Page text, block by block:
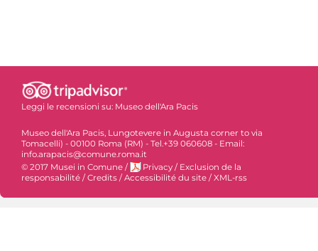
Leggi le recensioni su: Museo dell'Ara Pacis
Museo dell'Ara Pacis, Lungotevere in Augusta corner to via
Tomacelli) - 00100 Roma (RM) - Tel.+39 060608 - Email:
info.arapacis@comune.roma.it
© 2017 Musei in Comune / Privacy / Exclusion de la
responsabilité / Credits / Accessibilité du site / XML-rss